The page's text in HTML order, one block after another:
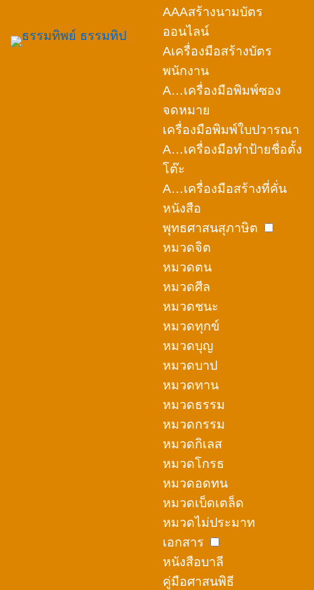
AAAสร้างนามบัตร
ออนไลน์
Aเครื่องมือสร้างบัตร
พนักงาน
A…เครื่องมือพิมพ์ซอง
จดหมาย
เครื่องมือพิมพ์ใบปวารณา
A…เครื่องมือทำป้ายชื่อตั้ง
โต๊ะ
A…เครื่องมือสร้างที่คั่น
หนังสือ
พุทธศาสนสุภาษิต
หมวดจิต
หมวดตน
หมวดศีล
หมวดชนะ
หมวดทุกข์
หมวดบุญ
หมวดบาป
หมวดทาน
หมวดธรรม
หมวดกรรม
หมวดกิเลส
หมวดโกรธ
หมวดอดทน
หมวดเบ็ดเตล็ด
หมวดไม่ประมาท
เอกสาร
หนังสือบาลี
คู่มือศาสนพิธี